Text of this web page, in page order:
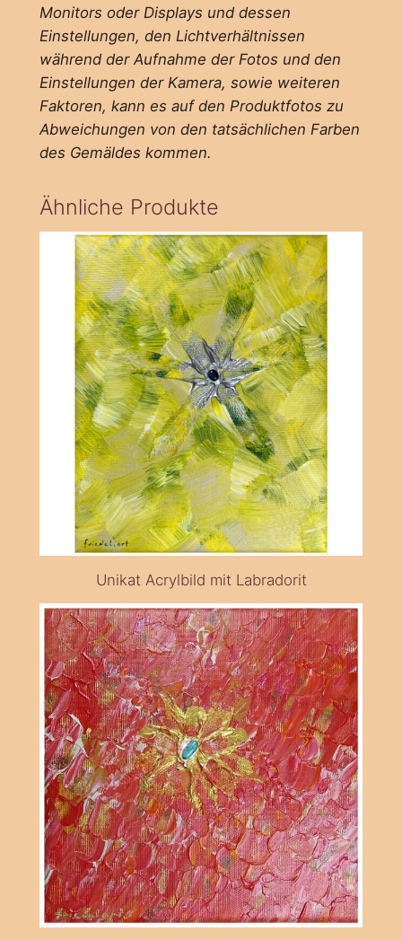
Monitors oder Displays und dessen
Einstellungen, den Lichtverhältnissen
während der Aufnahme der Fotos und den
Einstellungen der Kamera, sowie weiteren
Faktoren, kann es auf den Produktfotos zu
Abweichungen von den tatsächlichen Farben
des Gemäldes kommen.
Ähnliche Produkte
Unikat Acrylbild mit Labradorit